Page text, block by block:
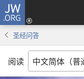
JW.ORG
圣经问答
阅读